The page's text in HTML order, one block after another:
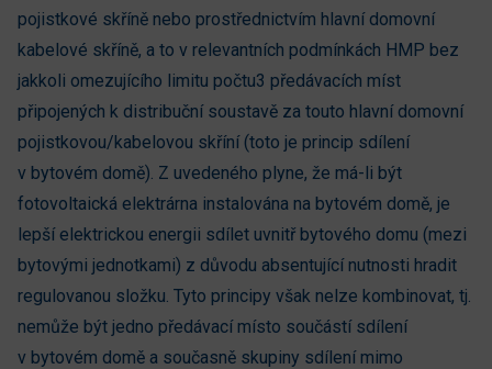
pojistkové skříně nebo prostřednictvím hlavní domovní
kabelové skříně, a to v relevantních podmínkách HMP bez
jakkoli omezujícího limitu počtu3 předávacích míst
připojených k distribuční soustavě za touto hlavní domovní
pojistkovou/kabelovou skříní (toto je princip sdílení
v bytovém domě). Z uvedeného plyne, že má-li být
fotovoltaická elektrárna instalována na bytovém domě, je
lepší elektrickou energii sdílet uvnitř bytového domu (mezi
bytovými jednotkami) z důvodu absentující nutnosti hradit
regulovanou složku. Tyto principy však nelze kombinovat, tj.
nemůže být jedno předávací místo součástí sdílení
v bytovém domě a současně skupiny sdílení mimo